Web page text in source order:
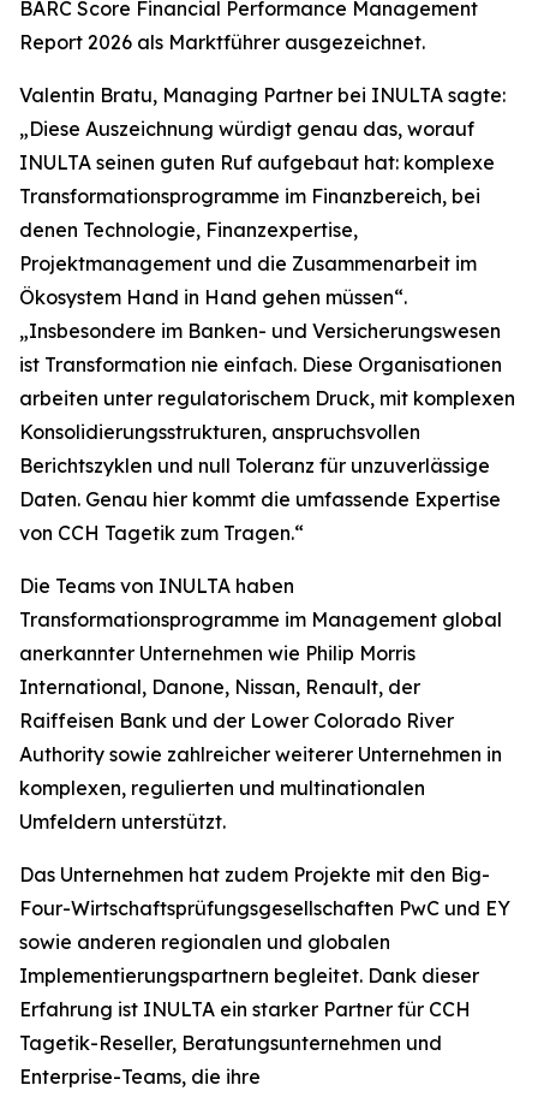
BARC Score Financial Performance Management
Report 2026 als Marktführer ausgezeichnet.
Valentin Bratu, Managing Partner bei INULTA sagte:
„Diese Auszeichnung würdigt genau das, worauf
INULTA seinen guten Ruf aufgebaut hat: komplexe
Transformationsprogramme im Finanzbereich, bei
denen Technologie, Finanzexpertise,
Projektmanagement und die Zusammenarbeit im
Ökosystem Hand in Hand gehen müssen“.
„Insbesondere im Banken- und Versicherungswesen
ist Transformation nie einfach. Diese Organisationen
arbeiten unter regulatorischem Druck, mit komplexen
Konsolidierungsstrukturen, anspruchsvollen
Berichtszyklen und null Toleranz für unzuverlässige
Daten. Genau hier kommt die umfassende Expertise
von CCH Tagetik zum Tragen.“
Die Teams von INULTA haben
Transformationsprogramme im Management global
anerkannter Unternehmen wie Philip Morris
International, Danone, Nissan, Renault, der
Raiffeisen Bank und der Lower Colorado River
Authority sowie zahlreicher weiterer Unternehmen in
komplexen, regulierten und multinationalen
Umfeldern unterstützt.
Das Unternehmen hat zudem Projekte mit den Big-
Four-Wirtschaftsprüfungsgesellschaften PwC und EY
sowie anderen regionalen und globalen
Implementierungspartnern begleitet. Dank dieser
Erfahrung ist INULTA ein starker Partner für CCH
Tagetik-Reseller, Beratungsunternehmen und
Enterprise-Teams, die ihre